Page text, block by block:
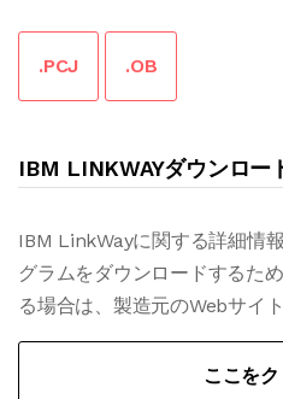
.PCJ .OB
IBM LINKWAYダウンロー
IBM LinkWayに関する詳細情
グラムをダウンロードするた
る場合は、製造元のWebサイ
ここを